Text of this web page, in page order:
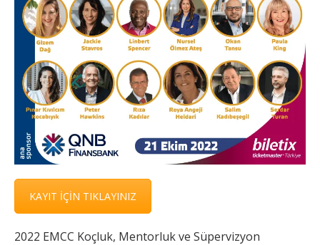
KAYIT İÇİN TIKLAYINIZ
2022 EMCC Koçluk, Mentorluk ve Süpervizyon